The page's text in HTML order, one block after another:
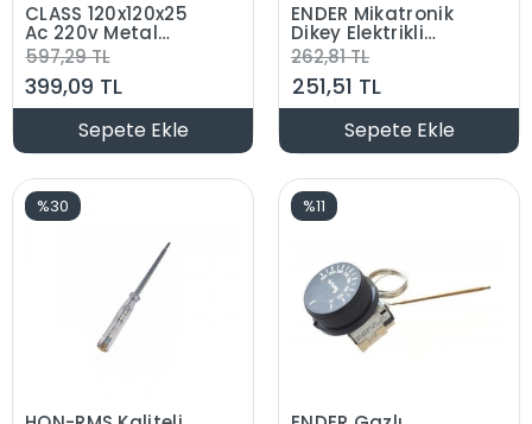
CLASS 120x120x25
Ac 220v Metal
Pano Soğutma
Havalandırma Fanı
(2 Kablolu 220 Volt
0.11 Amper)
597,29 TL
399,09 TL
Sepete Ekle
ENDER Mikatronik
Dikey Elektrikli
Isıtıcı Ufo Soba
Rezistansı 1800w
220v (220 Volt 1800
Watt)
262,81 TL
251,51 TL
Sepete Ekle
%30 %11